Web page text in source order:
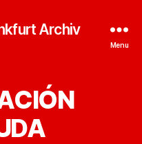
Archiv
Menu